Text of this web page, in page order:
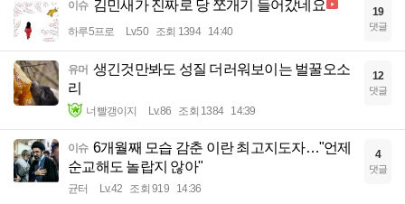
이슈 김민새가 진짜로 당 쪼개기 들어갔네요
하루5프로 Lv.50 조회 1394 14:40
19
댓글
유머 생긴것만봐도 성질 더러워보이는 벌꿀오소
리
너빨갱이지 Lv.86 조회 1384 14:39
12
댓글
이슈 6개월째 모습 감춘 이란 최고지도자…"언제
순교해도 놀랍지 않아"
균터 Lv.42 조회 919 14:36
4
댓글